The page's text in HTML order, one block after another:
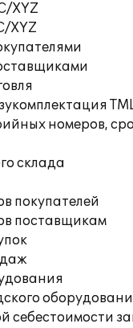
XYZ
XYZ
номеров,
склада
покупателей
поставщикам
себестоимости